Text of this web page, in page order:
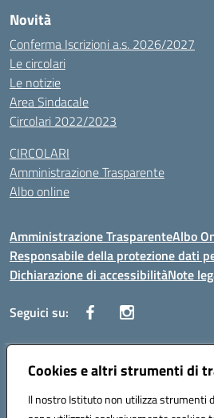
Cookies e altri strumenti di
Il nostro Istituto non utilizza strumenti
Novità
Conferma Iscrizioni a.s. 2026/2027
Le circolari
Le notizie
Area Sindacale
Circolari 2022/2023
CIRCOLARI
Amministrazione Trasparente
Albo online
Amministrazione TrasparenteAlbo
Responsabile della protezione dati
Dichiarazione di accessibilitàNote
Seguici su:
Indirizzo:Corso Vittorio Emanuele, 27
Posta elettronica certificata (PEC):